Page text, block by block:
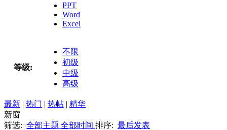
PPT
Word
Excel
等级:
不限
初级
中级
高级
最新 | 热门 | 热帖 | 精华
新窗
筛选: 全部主题 全部时间 排序: 最后发表